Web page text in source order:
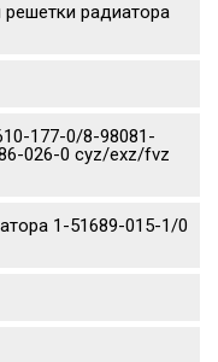
решетки радиатора
177-0/8-98081-
026-0 cyz/exz/fvz
1-51689-015-1/0